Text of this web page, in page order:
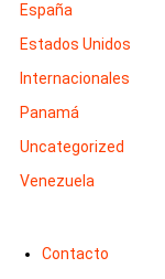
España
Estados Unidos
Internacionales
Panamá
Uncategorized
Venezuela
Contacto